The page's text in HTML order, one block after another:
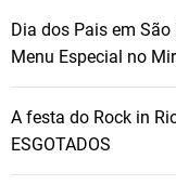
Dia dos Pais em
Menu Especial no
A festa do Rock in
ESGOTADOS